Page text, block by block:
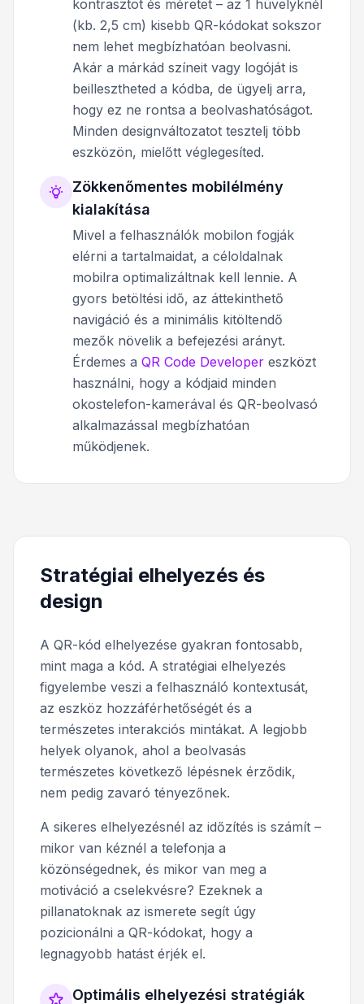
kontrasztot és méretet – az 1 hüvelyknél
(kb. 2,5 cm) kisebb QR-kódokat sokszor
nem lehet megbízhatóan beolvasni.
Akár a márkád színeit vagy logóját is
beillesztheted a kódba, de ügyelj arra,
hogy ez ne rontsa a beolvashatóságot.
Minden designváltozatot tesztelj több
eszközön, mielőtt véglegesíted.
Zökkenőmentes mobilélmény
kialakítása
Mivel a felhasználók mobilon fogják
elérni a tartalmaidat, a céloldalnak
mobilra optimalizáltnak kell lennie. A
gyors betöltési idő, az áttekinthető
navigáció és a minimális kitöltendő
mezők növelik a befejezési arányt.
Érdemes a QR Code Developer eszközt
használni, hogy a kódjaid minden
okostelefon-kamerával és QR-beolvasó
alkalmazással megbízhatóan
működjenek.
Stratégiai elhelyezés és
design
A QR-kód elhelyezése gyakran fontosabb,
mint maga a kód. A stratégiai elhelyezés
figyelembe veszi a felhasználó kontextusát,
az eszköz hozzáférhetőségét és a
természetes interakciós mintákat. A legjobb
helyek olyanok, ahol a beolvasás
természetes következő lépésnek érződik,
nem pedig zavaró tényezőnek.
A sikeres elhelyezésnél az időzítés is számít –
mikor van kéznél a telefonja a
közönségednek, és mikor van meg a
motiváció a cselekvésre? Ezeknek a
pillanatoknak az ismerete segít úgy
pozicionálni a QR-kódokat, hogy a
legnagyobb hatást érjék el.
Optimális elhelyezési stratégiák